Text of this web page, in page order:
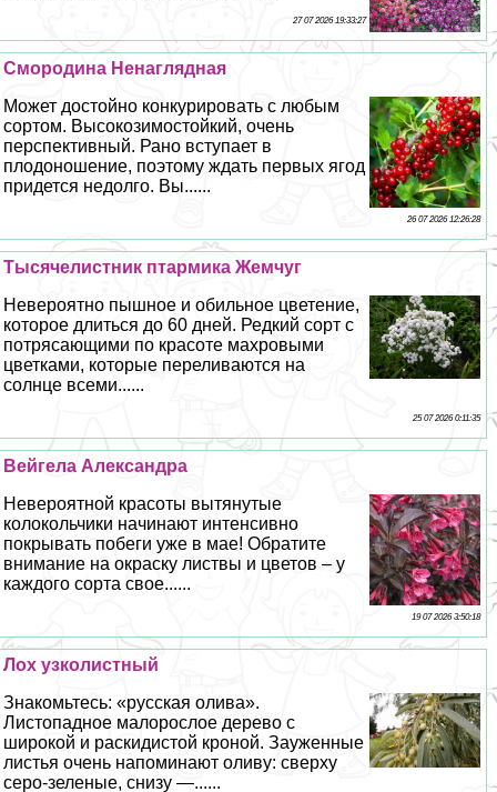
27 07 2026 19:33:27
Смородина Ненаглядная
Может достойно конкурировать с любым
сортом. Высокозимостойкий, очень
перспективный. Рано вступает в
плодоношение, поэтому ждать первых ягод
придется недолго. Вы......
26 07 2026 12:26:28
Тысячелистник птармика Жемчуг
Невероятно пышное и обильное цветение,
которое длиться до 60 дней. Редкий сорт с
потрясающими по красоте махровыми
цветками, которые переливаются на
солнце всеми......
25 07 2026 0:11:35
Вейгела Александра
Невероятной красоты вытянутые
колокольчики начинают интенсивно
покрывать побеги уже в мае! Обратите
внимание на окраску листвы и цветов – у
каждого сорта свое......
19 07 2026 3:50:18
Лох узколистный
Знакомьтесь: «русская олива».
Листопадное малорослое дерево с
широкой и раскидистой кроной. Зауженные
листья очень напоминают оливу: сверху
серо-зеленые, снизу —......